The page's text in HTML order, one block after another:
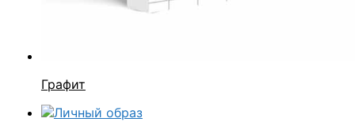
Графит